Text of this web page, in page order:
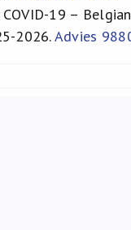
19 –
2026.Advies